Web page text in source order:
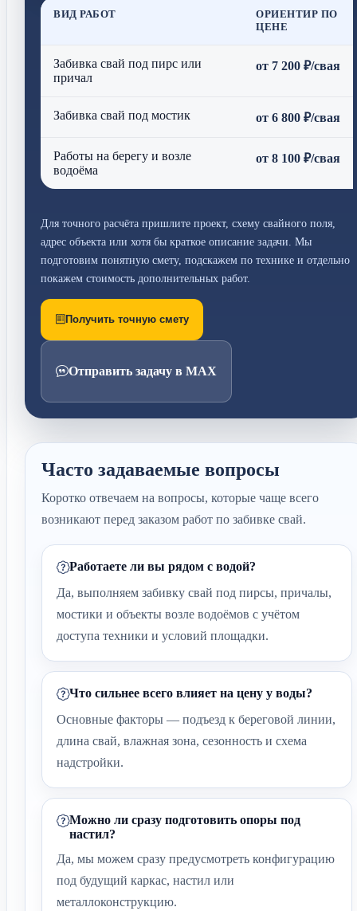
ВИД РАБОТ
ОРИЕНТИР ПО
ЦЕНЕ
Забивка свай под пирс или
причал
от 7 200 ₽/свая
Забивка свай под мостик от 6 800 ₽/свая
Работы на берегу и возле
водоёма
от 8 100 ₽/свая
Для точного расчёта пришлите проект, схему свайного поля,
адрес объекта или хотя бы краткое описание задачи. Мы
подготовим понятную смету, подскажем по технике и отдельно
покажем стоимость дополнительных работ.
Получить точную смету
Отправить задачу в MAX
Часто задаваемые вопросы
Коротко отвечаем на вопросы, которые чаще всего
возникают перед заказом работ по забивке свай.
Работаете ли вы рядом с водой?
Да, выполняем забивку свай под пирсы, причалы,
мостики и объекты возле водоёмов с учётом
доступа техники и условий площадки.
Что сильнее всего влияет на цену у воды?
Основные факторы — подъезд к береговой линии,
длина свай, влажная зона, сезонность и схема
надстройки.
Можно ли сразу подготовить опоры под
настил?
Да, мы можем сразу предусмотреть конфигурацию
под будущий каркас, настил или
металлоконструкцию.